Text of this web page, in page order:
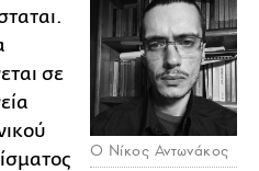
Ο Νίκος Αντωνάκος
σε